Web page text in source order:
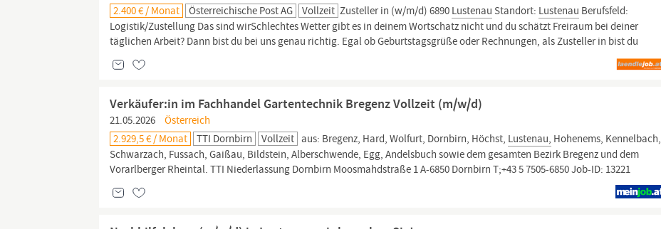
2.400 € / Monat
Österreichische Post AG Vollzeit Zusteller in (w/m/d) 6890 Lustenau Standort: Lustenau Berufsfeld:
Logistik/Zustellung Das sind wirSchlechtes Wetter gibt es in deinem Wortschatz nicht und du schätzt Freiraum bei deiner
täglichen Arbeit? Dann bist du bei uns genau richtig. Egal ob Geburtstagsgrüße oder Rechnungen, als Zusteller in bist du
Verkäufer:in im Fachhandel Gartentechnik Bregenz Vollzeit (m/w/d)
21.05.2026
Österreich
2.929,5 € / Monat
TTI Dornbirn Vollzeit aus: Bregenz, Hard, Wolfurt, Dornbirn, Höchst, Lustenau, Hohenems, Kennelbach,
Schwarzach, Fussach, Gaißau, Bildstein, Alberschwende, Egg, Andelsbuch sowie dem gesamten Bezirk Bregenz und dem
Vorarlberger Rheintal. TTI Niederlassung Dornbirn Moosmahdstraße 1 A-6850 Dornbirn T;+43 5 7505-6850 Job-ID: 13221